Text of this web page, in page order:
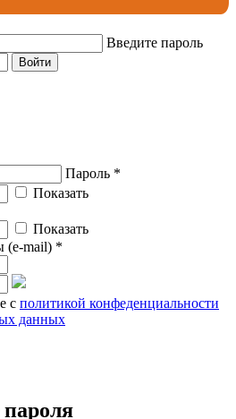
Введите пароль
Войти
Пароль *
Показать
Показать
(e-mail) *
с политикой конфеденциальности
данных
пароля